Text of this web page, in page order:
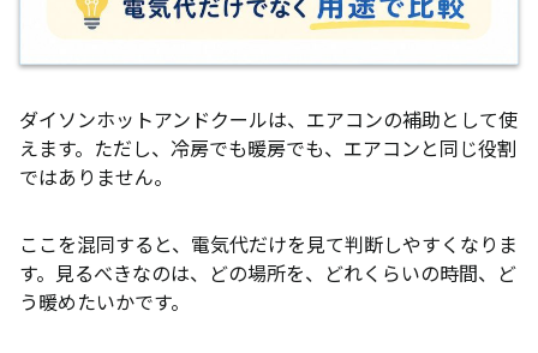
ダイソンホットアンドクールは、エアコンの補助として使
えます。ただし、冷房でも暖房でも、エアコンと同じ役割
ではありません。
ここを混同すると、電気代だけを見て判断しやすくなりま
す。見るべきなのは、どの場所を、どれくらいの時間、ど
う暖めたいかです。